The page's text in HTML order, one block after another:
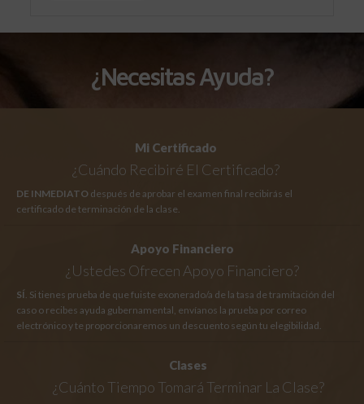
¿Necesitas Ayuda?
Mi Certificado
¿Cuándo Recibiré El Certificado?
DE INMEDIATO después de aprobar el examen final recibirás el
certificado de terminación de la clase.
Apoyo Financiero
¿Ustedes Ofrecen Apoyo Financiero?
SÍ. Si tienes prueba de que fuiste exonerado/a de la tasa de tramitación del
caso o recibes ayuda gubernamental, envíanos la prueba por correo
electrónico y te proporcionaremos un descuento según tu elegibilidad.
Clases
¿Cuánto Tiempo Tomará Terminar La Clase?